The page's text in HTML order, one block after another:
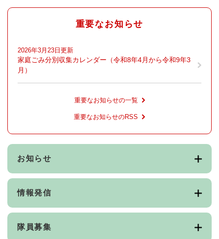
重要なお知らせ
2026年3月23日更新
家庭ごみ分別収集カレンダー（令和8年4月から令和9年3
月）
重要なお知らせの一覧
重要なお知らせのRSS
お知らせ
情報発信
隊員募集